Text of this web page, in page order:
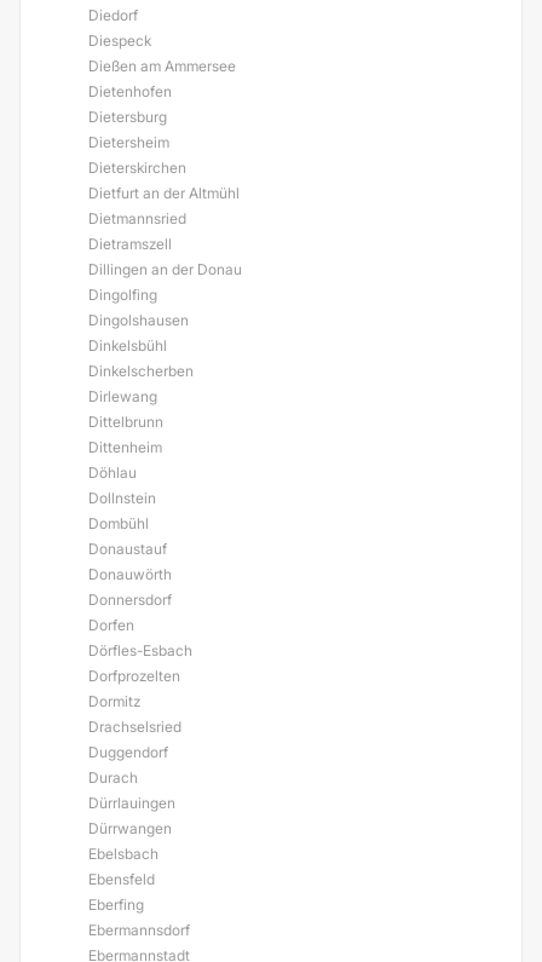
Diedorf
Diespeck
Dießen am Ammersee
Dietenhofen
Dietersburg
Dietersheim
Dieterskirchen
Dietfurt an der Altmühl
Dietmannsried
Dietramszell
Dillingen an der Donau
Dingolfing
Dingolshausen
Dinkelsbühl
Dinkelscherben
Dirlewang
Dittelbrunn
Dittenheim
Döhlau
Dollnstein
Dombühl
Donaustauf
Donauwörth
Donnersdorf
Dorfen
Dörfles-Esbach
Dorfprozelten
Dormitz
Drachselsried
Duggendorf
Durach
Dürrlauingen
Dürrwangen
Ebelsbach
Ebensfeld
Eberfing
Ebermannsdorf
Ebermannstadt